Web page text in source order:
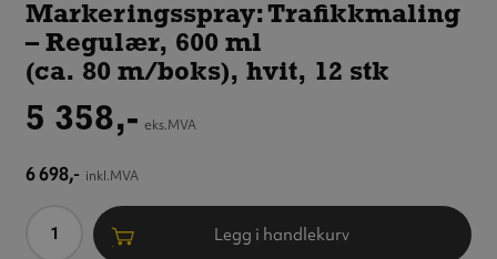
spraybokser
regulær hvit
trafikkmaling
Markeringsspray: Trafikkmaling
– Regulær, 600 ml
(ca. 80 m/boks), hvit, 12 stk
5 358,- eks.MVA
6 698,- inkl.MVA
Antall Legg i handlekurv